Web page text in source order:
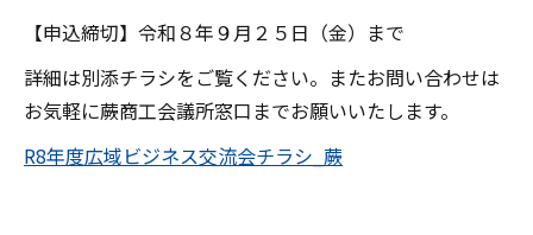
【申込締切】令和８年９月２５日（金）まで
詳細は別添チラシをご覧ください。またお問い合わせは
お気軽に蕨商工会議所窓口までお願いいたします。
R8年度広域ビジネス交流会チラシ_蕨